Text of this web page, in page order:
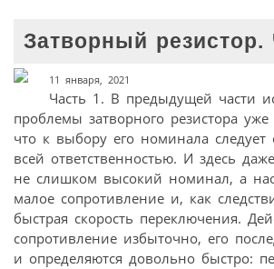
Затворный резистор.
11 января, 2021
Часть 1. В предыдущей части
проблемы затворного резистора
что к выбору его номинала следует
всей ответственностью. И здесь
не слишком высокий номинал, а
малое сопротивление и, как
быстрая скорость переключения.
сопротивление избыточно, его
и определяются довольно быстро: